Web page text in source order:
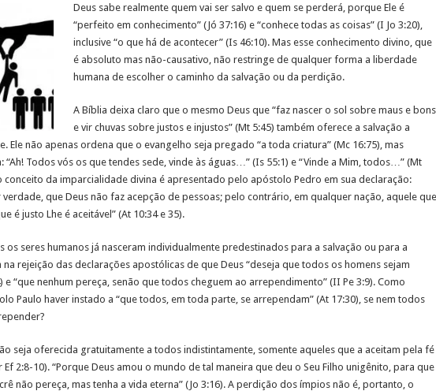
Deus sabe realmente quem vai ser salvo e quem se perderá, porque Ele é
“perfeito em conhecimento” (Jó 37:16) e “conhece todas as coisas” (I Jo 3:20),
inclusive “o que há de acontecer” (Is 46:10). Mas esse conhecimento divino, que
é absoluto mas não-causativo, não restringe de qualquer forma a liberdade
humana de escolher o caminho da salvação ou da perdição.
A Bíblia deixa claro que o mesmo Deus que “faz nascer o sol sobre maus e bons
e vir chuvas sobre justos e injustos” (Mt 5:45) também oferece a salvação a
Ele não apenas ordena que o evangelho seja pregado “a toda criatura” (Mc 16:75), mas
“Ah! Todos vós os que tendes sede, vinde às águas…” (Is 55:1) e “Vinde a Mim, todos…” (Mt
conceito da imparcialidade divina é apresentado pelo apóstolo Pedro em sua declaração:
verdade, que Deus não faz acepção de pessoas; pelo contrário, em qualquer nação, aquele que
é justo Lhe é aceitável” (At 10:34 e 35).
os seres humanos já nasceram individualmente predestinados para a salvação ou para a
rejeição das declarações apostólicas de que Deus “deseja que todos os homens sejam
e “que nenhum pereça, senão que todos cheguem ao arrependimento” (II Pe 3:9). Como
Paulo haver instado a “que todos, em toda parte, se arrependam” (At 17:30), se nem todos
seja oferecida gratuitamente a todos indistintamente, somente aqueles que a aceitam pela fé
Ef 2:8-10). “Porque Deus amou o mundo de tal maneira que deu o Seu Filho unigênito, para que
não pereça, mas tenha a vida eterna” (Jo 3:16). A perdição dos ímpios não é, portanto, o